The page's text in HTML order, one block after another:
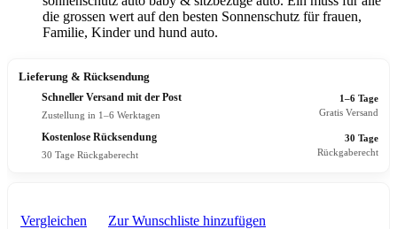
die grossen wert auf den besten Sonnenschutz für frauen,
Familie, Kinder und hund auto.
Lieferung & Rücksendung
Schneller Versand mit der Post
Zustellung in 1–6 Werktagen
1–6 Tage
Gratis Versand
Kostenlose Rücksendung
30 Tage Rückgaberecht
30 Tage
Rückgaberecht
Vergleichen Zur Wunschliste hinzufügen